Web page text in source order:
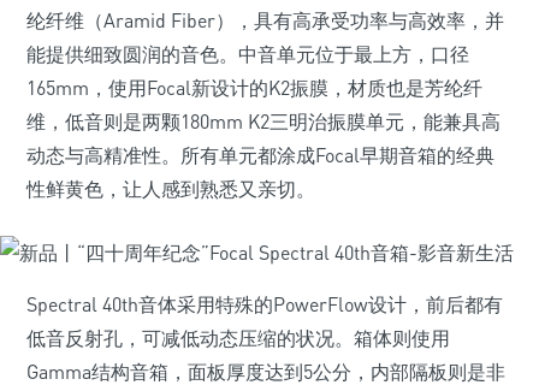
纶纤维（Aramid Fiber），具有高承受功率与高效率，并
能提供细致圆润的音色。中音单元位于最上方，口径
165mm，使用Focal新设计的K2振膜，材质也是芳纶纤
维，低音则是两颗180mm K2三明治振膜单元，能兼具高
动态与高精准性。所有单元都涂成Focal早期音箱的经典
性鲜黄色，让人感到熟悉又亲切。
Spectral 40th音体采用特殊的PowerFlow设计，前后都有
低音反射孔，可减低动态压缩的状况。箱体则使用
Gamma结构音箱，面板厚度达到5公分，内部隔板则是非